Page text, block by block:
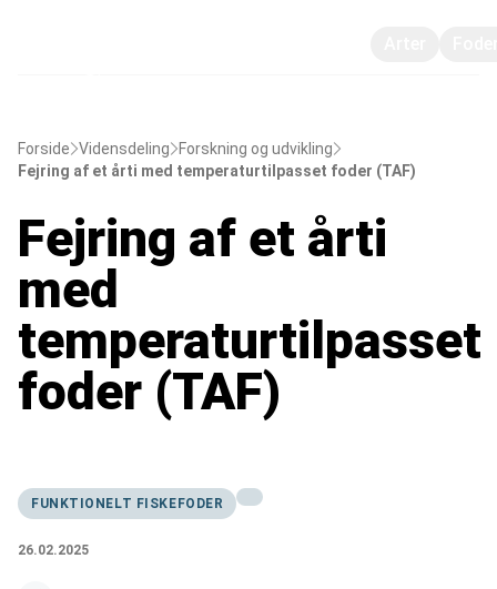
Forside Vidensdeling
Forskning og udvikling
Fejring af et årti med temperaturtilpasset foder (TAF)
FUNKTIONELT FISKEFODER
26.02.2025
Fejring af et årti
med
temperaturtilpasset
foder (TAF)